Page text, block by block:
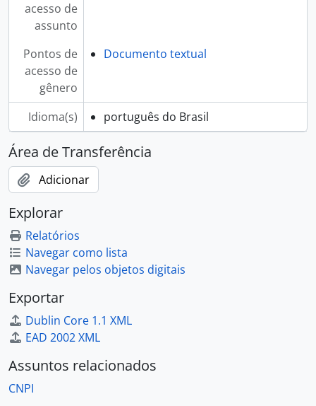
acesso de
assunto
Pontos de
acesso de
gênero
Documento textual
Idioma(s) português do Brasil
Área de Transferência
Adicionar
Explorar
Relatórios
Navegar como lista
Navegar pelos objetos digitais
Exportar
Dublin Core 1.1 XML
EAD 2002 XML
Assuntos relacionados
CNPI